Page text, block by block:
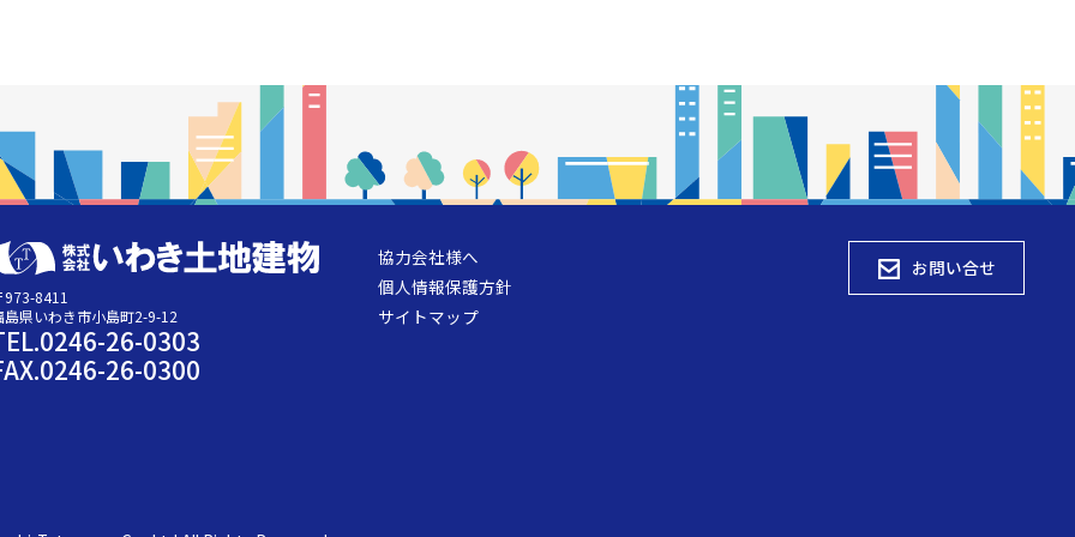
973-8411
島県いわき市小島町2-9-12
26-0303
26-0300
協力会社様へ
個人情報保護方針
サイトマップ
お問い合せ